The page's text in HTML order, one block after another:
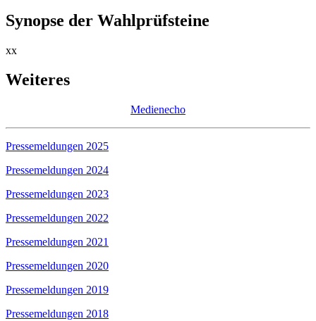
Synopse der Wahlprüfsteine
xx
Weiteres
Medienecho
Pressemeldungen 2025
Pressemeldungen 2024
Pressemeldungen 2023
Pressemeldungen 2022
Pressemeldungen 2021
Pressemeldungen 2020
Pressemeldungen 2019
Pressemeldungen 2018